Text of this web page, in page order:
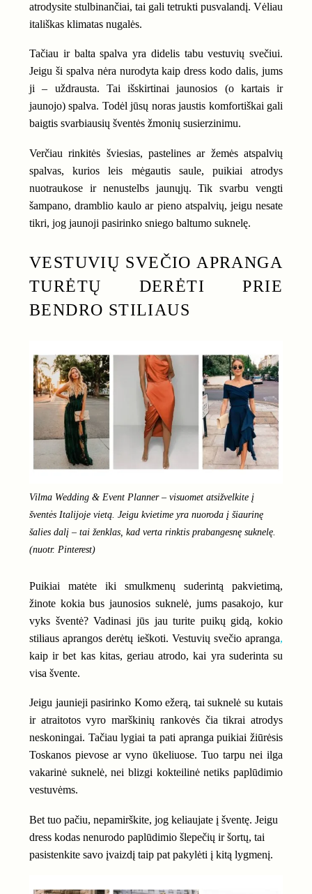
atrodysite stulbinančiai, tai gali tetrukti pusvalandį. Vėliau
itališkas klimatas nugalės.
Tačiau ir balta spalva yra didelis tabu vestuvių svečiui.
Jeigu ši spalva nėra nurodyta kaip dress kodo dalis, jums
ji – uždrausta. Tai išskirtinai jaunosios (o kartais ir
jaunojo) spalva. Todėl jūsų noras jaustis komfortiškai gali
baigtis svarbiausių šventės žmonių susierzinimu.
Verčiau rinkitės šviesias, pastelines ar žemės atspalvių
spalvas, kurios leis mėgautis saule, puikiai atrodys
nuotraukose ir nenustelbs jaunųjų. Tik svarbu vengti
šampano, dramblio kaulo ar pieno atspalvių, jeigu nesate
tikri, jog jaunoji pasirinko sniego baltumo suknelę.
VESTUVIŲ SVEČIO APRANGA
TURĖTŲ DERĖTI PRIE
BENDRO STILIAUS
Vilma Wedding & Event Planner – visuomet atsižvelkite į
šventės Italijoje vietą. Jeigu kvietime yra nuoroda į šiaurinę
šalies dalį – tai ženklas, kad verta rinktis prabangesnę suknelę.
(nuotr. Pinterest)
Puikiai matėte iki smulkmenų suderintą pakvietimą,
žinote kokia bus jaunosios suknelė, jums pasakojo, kur
vyks šventė? Vadinasi jūs jau turite puikų gidą, kokio
stiliaus aprangos derėtų ieškoti. Vestuvių svečio apranga,
kaip ir bet kas kitas, geriau atrodo, kai yra suderinta su
visa švente.
Jeigu jaunieji pasirinko Komo ežerą, tai suknelė su kutais
ir atraitotos vyro marškinių rankovės čia tikrai atrodys
neskoningai. Tačiau lygiai ta pati apranga puikiai žiūrėsis
Toskanos pievose ar vyno ūkeliuose. Tuo tarpu nei ilga
vakarinė suknelė, nei blizgi kokteilinė netiks paplūdimio
vestuvėms.
Bet tuo pačiu, nepamirškite, jog keliaujate į šventę. Jeigu
dress kodas nenurodo paplūdimio šlepečių ir šortų, tai
pasistenkite savo įvaizdį taip pat pakylėti į kitą lygmenį.